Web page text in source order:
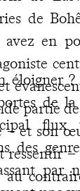
de
avez en
partie
– et son
au
éloigner
de
flux
des
par